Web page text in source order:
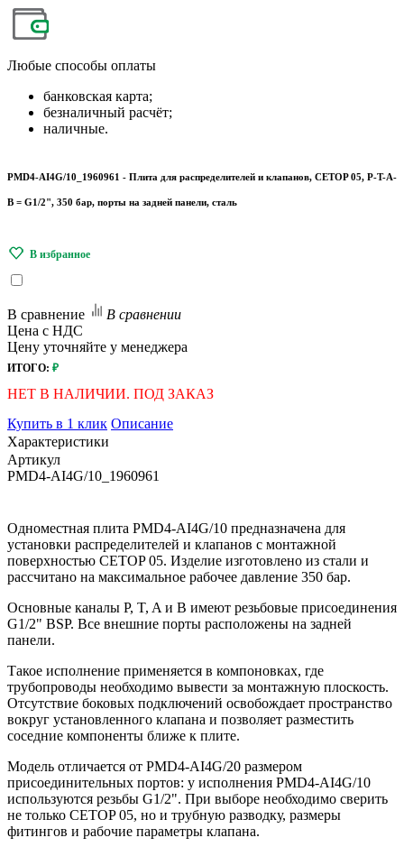
Любые способы оплаты
банковская карта;
безналичный расчёт;
наличные.
PMD4-AI4G/10_1960961 - Плита для распределителей и клапанов, CETOP 05, P-T-A-
B = G1/2", 350 бар, порты на задней панели, сталь
В сравнение
В сравнении
Цена с НДС
Цену уточняйте у менеджера
ИТОГО: ₽
НЕТ В НАЛИЧИИ. ПОД ЗАКАЗ
Купить в 1 клик Описание
Характеристики
Артикул
PMD4-AI4G/10_1960961
Одноместная плита PMD4-AI4G/10 предназначена для
установки распределителей и клапанов с монтажной
поверхностью CETOP 05. Изделие изготовлено из стали и
рассчитано на максимальное рабочее давление 350 бар.
Основные каналы P, T, A и B имеют резьбовые присоединения
G1/2" BSP. Все внешние порты расположены на задней
панели.
Такое исполнение применяется в компоновках, где
трубопроводы необходимо вывести за монтажную плоскость.
Отсутствие боковых подключений освобождает пространство
вокруг установленного клапана и позволяет разместить
соседние компоненты ближе к плите.
Модель отличается от PMD4-AI4G/20 размером
присоединительных портов: у исполнения PMD4-AI4G/10
используются резьбы G1/2". При выборе необходимо сверить
не только CETOP 05, но и трубную разводку, размеры
фитингов и рабочие параметры клапана.